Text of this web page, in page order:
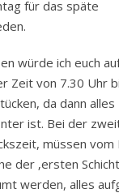
für das späte
würde ich euch
Zeit von 7.30 Uhr
da dann alles
ist. Bei der
müssen vom
der ‚ersten
werden, alles